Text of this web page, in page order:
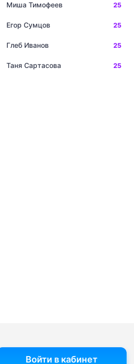
Миша Тимофеев 25
Егор Сумцов 25
Глеб Иванов 25
Таня Сартасова 25
Войти в кабинет